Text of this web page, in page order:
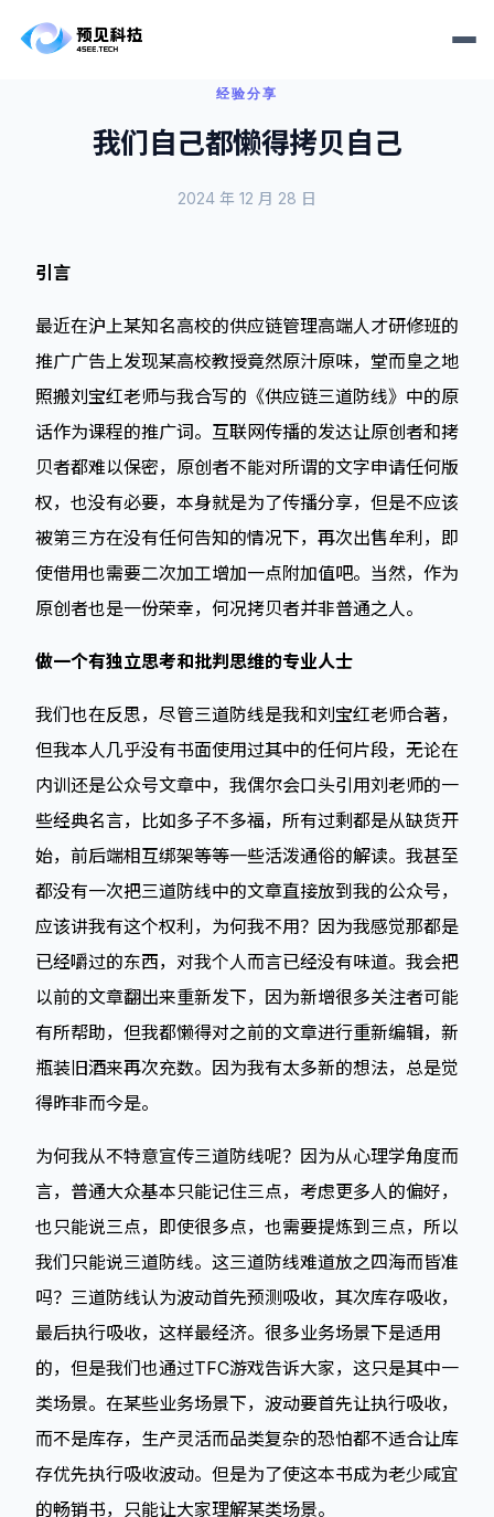
经验分享
我们自己都懒得拷贝自己
2024 年 12 月 28 日
引言
最近在沪上某知名高校的供应链管理高端人才研修班的
推广广告上发现某高校教授竟然原汁原味，堂而皇之地
照搬刘宝红老师与我合写的《供应链三道防线》中的原
话作为课程的推广词。互联网传播的发达让原创者和拷
贝者都难以保密，原创者不能对所谓的文字申请任何版
权，也没有必要，本身就是为了传播分享，但是不应该
被第三方在没有任何告知的情况下，再次出售牟利，即
使借用也需要二次加工增加一点附加值吧。当然，作为
原创者也是一份荣幸，何况拷贝者并非普通之人。
做一个有独立思考和批判思维的专业人士
我们也在反思，尽管三道防线是我和刘宝红老师合著，
但我本人几乎没有书面使用过其中的任何片段，无论在
内训还是公众号文章中，我偶尔会口头引用刘老师的一
些经典名言，比如多子不多福，所有过剩都是从缺货开
始，前后端相互绑架等等一些活泼通俗的解读。我甚至
都没有一次把三道防线中的文章直接放到我的公众号，
应该讲我有这个权利，为何我不用？因为我感觉那都是
已经嚼过的东西，对我个人而言已经没有味道。我会把
以前的文章翻出来重新发下，因为新增很多关注者可能
有所帮助，但我都懒得对之前的文章进行重新编辑，新
瓶装旧酒来再次充数。因为我有太多新的想法，总是觉
得昨非而今是。
为何我从不特意宣传三道防线呢？因为从心理学角度而
言，普通大众基本只能记住三点，考虑更多人的偏好，
也只能说三点，即使很多点，也需要提炼到三点，所以
我们只能说三道防线。这三道防线难道放之四海而皆准
吗？三道防线认为波动首先预测吸收，其次库存吸收，
最后执行吸收，这样最经济。很多业务场景下是适用
的，但是我们也通过TFC游戏告诉大家，这只是其中一
类场景。在某些业务场景下，波动要首先让执行吸收，
而不是库存，生产灵活而品类复杂的恐怕都不适合让库
存优先执行吸收波动。但是为了使这本书成为老少咸宜
的畅销书，只能让大家理解某类场景。